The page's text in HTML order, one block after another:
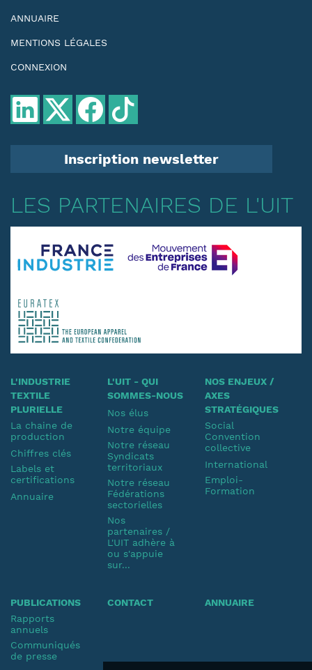
ANNUAIRE
MENTIONS LÉGALES
CONNEXION
Inscription newsletter
LES PARTENAIRES DE L'UIT
L'INDUSTRIE
TEXTILE
PLURIELLE
La chaine de
production
Chiffres clés
Labels et
certifications
Annuaire
L'UIT - QUI
SOMMES-NOUS
Nos élus
Notre équipe
Notre réseau
Syndicats
territoriaux
Notre réseau
Fédérations
sectorielles
Nos
partenaires /
L'UIT adhère à
ou s'appuie
sur...
NOS ENJEUX /
AXES
STRATÉGIQUES
Social
Convention
collective
International
Emploi-
Formation
PUBLICATIONS
Rapports
annuels
Communiqués
de presse
CONTACT ANNUAIRE